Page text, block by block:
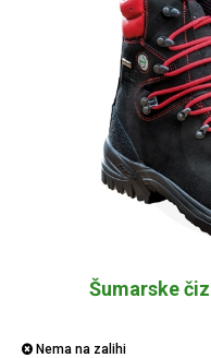
Šumarske
Nema na zalihi